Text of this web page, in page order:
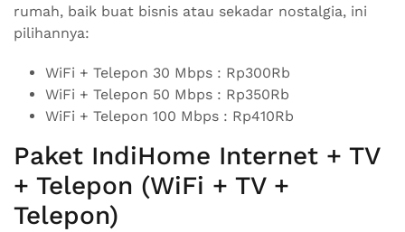
rumah, baik buat bisnis atau sekadar nostalgia, ini
pilihannya:
WiFi + Telepon 30 Mbps : Rp300Rb
WiFi + Telepon 50 Mbps : Rp350Rb
WiFi + Telepon 100 Mbps : Rp410Rb
Paket IndiHome Internet + TV
+ Telepon (WiFi + TV +
Telepon)